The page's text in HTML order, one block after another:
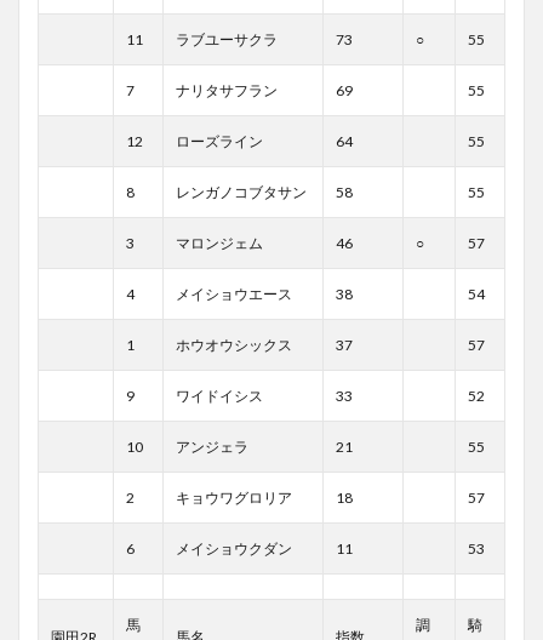
11 ラブユーサクラ 73 ○ 55
7 ナリタサフラン 69 55
12 ローズライン 64 55
8 レンガノコブタサン 58 55
3 マロンジェム 46 ○ 57
4 メイショウエース 38 54
1 ホウオウシックス 37 57
9 ワイドイシス 33 52
10 アンジェラ 21 55
2 キョウワグロリア 18 57
6 メイショウクダン 11 53
馬
調
騎